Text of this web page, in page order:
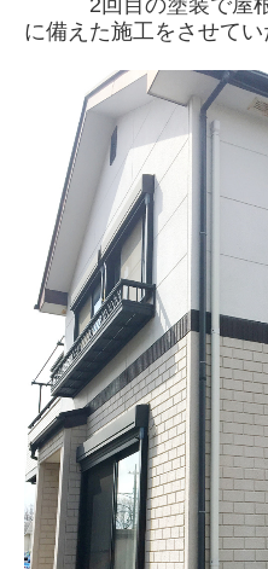
2回目の塗装で屋
に備えた施工をさせてい